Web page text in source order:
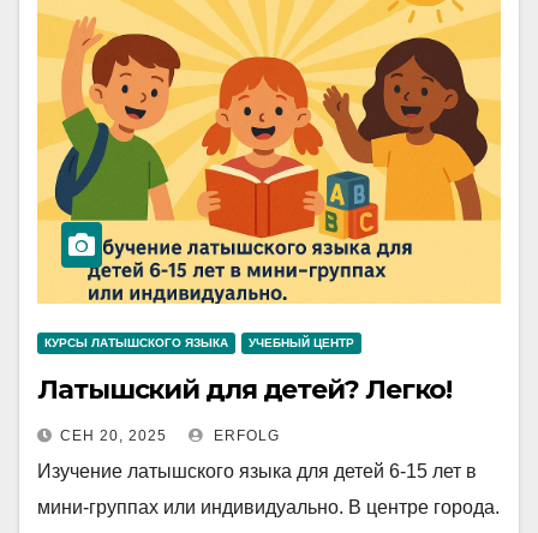
КУРСЫ ЛАТЫШСКОГО ЯЗЫКА УЧЕБНЫЙ ЦЕНТР
Латышский для детей? Легко!
СЕН 20, 2025 ERFOLG
Изучение латышского языка для детей 6-15 лет в
мини-группах или индивидуально. ​В центре города.